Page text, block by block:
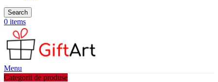
Search
0 items
Menu
Categorii de produse